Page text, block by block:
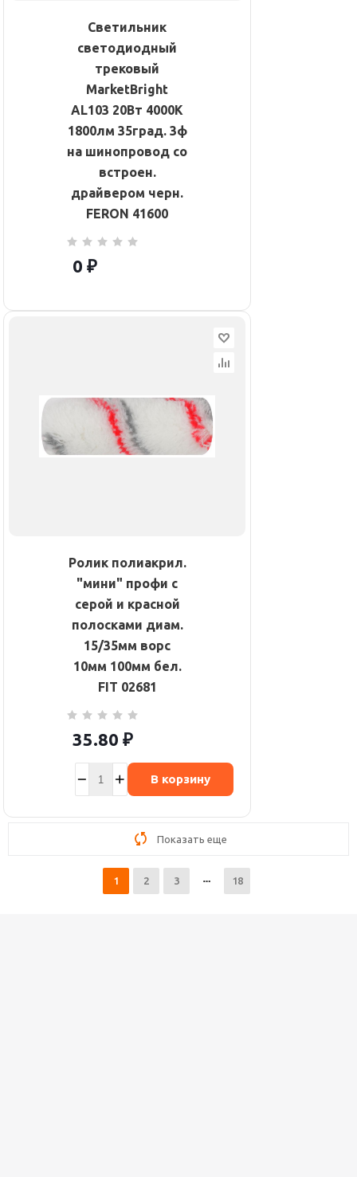
Светильник
светодиодный
трековый
MarketBright
AL103 20Вт 4000К
1800лм 35град. 3ф
на шинопровод со
встроен.
драйвером черн.
FERON 41600
0 ₽
Ролик полиакрил.
"мини" профи с
серой и красной
полосками диам.
15/35мм ворс
10мм 100мм бел.
FIT 02681
35.80 ₽
В корзину
Показать еще
1 2 3 18